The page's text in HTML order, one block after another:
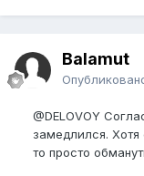
Balamut
@DELOVOY
замедлился. Хотя
то просто